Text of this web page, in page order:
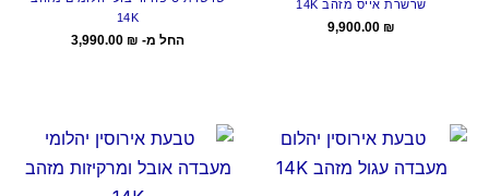
שרשרת אייס מזהב 14K
9,900.00 ₪
14K
החל מ- 3,990.00 ₪